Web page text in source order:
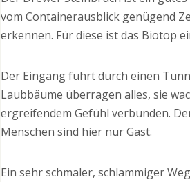
vom Containerausblick genügend
erkennen. Für diese ist das Biotop
Der Eingang führt durch einen
Laubbäume überragen alles, sie
ergreifendem Gefühl verbunden.
Menschen sind hier nur Gast.
Ein sehr schmaler, schlammiger